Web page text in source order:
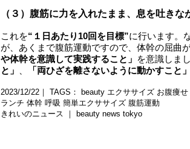
（３）腹筋に力を入れたまま、息を吐き
これを“１日あたり10回を目標”に行います。
が、あくまで腹筋運動ですので、体幹の屈曲
や体幹を意識して実践すること」 を意識しま
と」
「両ひざを離さないように動かすこと」
2023/12/22｜ TAGS： beauty エクササイズ お腹痩せ
ランチ 体幹 呼吸 簡単エクササイズ 腹筋運動
きれいのニュース ｜
beauty news tokyo